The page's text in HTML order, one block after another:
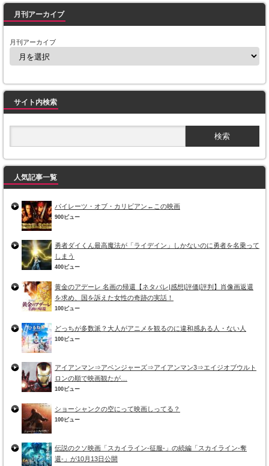
月刊アーカイブ
月刊アーカイブ
サイト内検索
人気記事一覧
パイレーツ・オブ・カリビアン←この映画
900ビュー
勇者ダイくん最高魔法が「ライデイン」しかないのに勇者を名乗って
しまう
400ビュー
黄金のアデーレ 名画の帰還【ネタバレ|感想|評価|評判】肖像画返還
を求め、国を訴えた女性の奇跡の実話！
100ビュー
どっちが多数派？大人がアニメを観るのに違和感ある人・ない人
100ビュー
アイアンマン⇒アベンジャーズ⇒アイアンマン3⇒エイジオブウルト
ロンの順で映画観たが…
100ビュー
ショーシャンクの空にって映画しってる？
100ビュー
伝説のクソ映画「スカイライン-征服-」の続編「スカイライン-奪
還-」が10月13日公開